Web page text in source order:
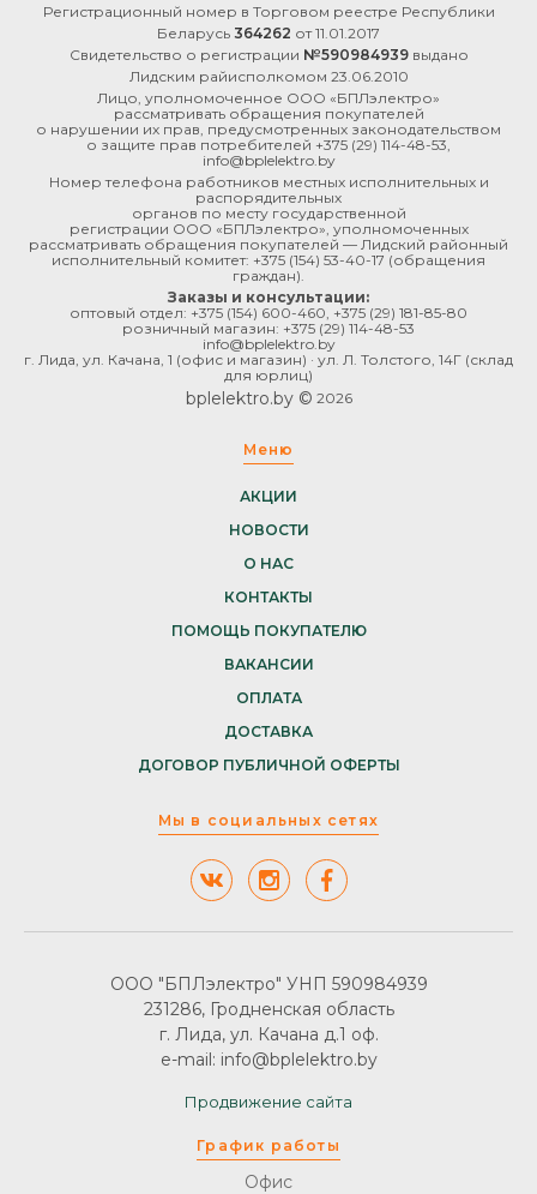
Регистрационный номер в Торговом реестре Республики
Беларусь 364262 от 11.01.2017
Свидетельство о регистрации №590984939выдано
Лидским райисполкомом 23.06.2010
Лицо, уполномоченное ООО «БПЛэлектро»
рассматривать обращения покупателей
о нарушении их прав, предусмотренных законодательством
о защите прав потребителей +375 (29) 114-48-53
info@bplelektro.by
Номер телефона работников местных исполнительных и
распорядительных
органов по месту государственной
регистрации ООО «БПЛэлектро», уполномоченных
рассматривать обращения покупателей — Лидский районный
исполнительный комитет: +375 (154) 53-40-17 (обращения
граждан).
Заказы и консультации:
оптовый отдел: +375 (154) 600-460 +375 (29) 181-85-80
розничный магазин: +375 (29) 114-48-53
info@bplelektro.by
г. Лида, ул. Качана, 1 (офис и магазин) · ул. Л. Толстого, 14Г (склад
для юрлиц)
bplelektro.by © 2026
Меню
АКЦИИ
НОВОСТИ
О НАС
КОНТАКТЫ
ПОМОЩЬ ПОКУПАТЕЛЮ
ВАКАНСИИ
ОПЛАТА
ДОСТАВКА
ДОГОВОР ПУБЛИЧНОЙ ОФЕРТЫ
Мы в социальных сетях
График работы
Офис
ООО "БПЛэлектро" УНП 590984939
231286, Гродненская область
г. Лида, ул. Качана д.1 оф.
e-mail: info@bplelektro.by
Продвижение сайта